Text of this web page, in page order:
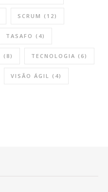
SCRUM (12)
TASAFO (4)
(8) TECNOLOGIA (6)
VISÃO ÁGIL (4)